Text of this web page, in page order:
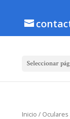
Seleccionar
Inicio / Oculares